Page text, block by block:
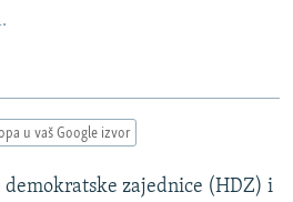
u vaš Google izvor
zajednice (HDZ) i